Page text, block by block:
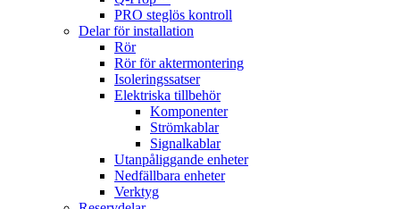
PRO steglös kontroll
Delar för installation
Rör
Rör för aktermontering
Isoleringssatser
Elektriska tillbehör
Komponenter
Strömkablar
Signalkablar
Utanpåliggande enheter
Nedfällbara enheter
Verktyg